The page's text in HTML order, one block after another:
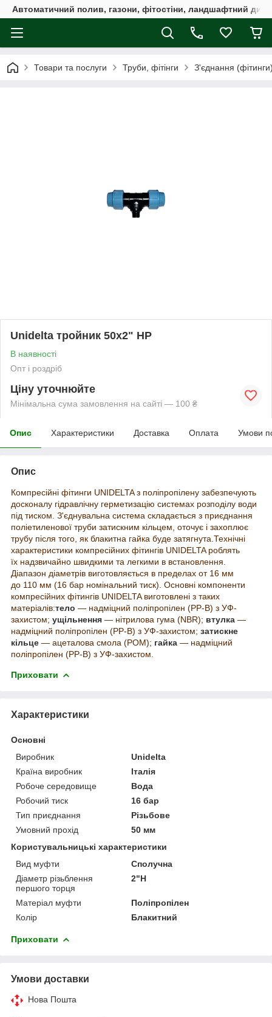
Автоматичний полив, газони, фітостіни, ландшафтний
Товари та послуги Труби, фітінги З'єднання
Unidelta тройник 50х2" НР
В наявності
Опт і роздріб
Ціну уточнюйте
Мінімальна сума замовлення на сайті — 100 ₴
Опис Характеристики Доставка Оплата Умови
Опис
Компресійні фітинги UNIDELTA з поліпропілену забезпечують
досконалу гідравлічну герметизацію системах розподілу води
під тиском. З'єднувальна система складається з приєднання
поліетиленової труби затискним кільцем, оточує і захоплює
трубу після того, як блакитна гайка буде затягнута.Технічні
характеристики компресійних фітингів UNIDELTA роблять
їх надзвичайно швидкими та легкими в встановлення.
Діапазон діаметрів виготовляється в пределах от 16 мм
до 110 мм (16 бар номінальний тиск). Основні компоненти
компресійних фітингів UNIDELTA виготовлені з таких
матеріалів:тело — надміцний поліпропілен (PP-B) з УФ-
захистом; ущільнення — нітрилова гума (NBR); втулка —
надміцний поліпропілен (PP-B) з УФ-захистом; затискне
кільце — ацеталова смола (POM); гайка — надміцний
поліпропілен (PP-B) з УФ-захистом.
Приховати
Характеристики
Основні
Виробник
Unidelta
Країна виробник
Італія
Робоче середовище
Вода
Робочий тиск
16 бар
Тип приєднання
Різьбове
Умовний прохід
50 мм
Користувальницькі характеристики
Вид муфти
Сполучна
Діаметр різьблення
першого торця
2"Н
Матеріал муфти
Поліпропілен
Колір
Блакитний
Приховати
Умови доставки
Нова Пошта